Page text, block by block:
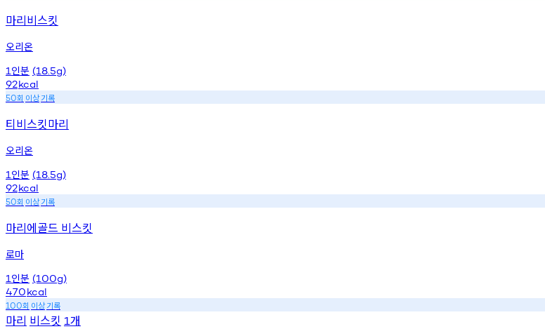
마리비스킷
오리온
1 인분 (18.5g)
92kcal
50회 이상기록
티비스킷마리
오리온
1 인분 (18.5g)
92kcal
50회 이상기록
마리에골드 비스킷
로마
1 인분 (100g)
470kcal
100회 이상기록
마리 비스킷 1개